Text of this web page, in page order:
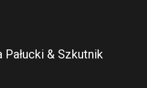
& Szkutnik